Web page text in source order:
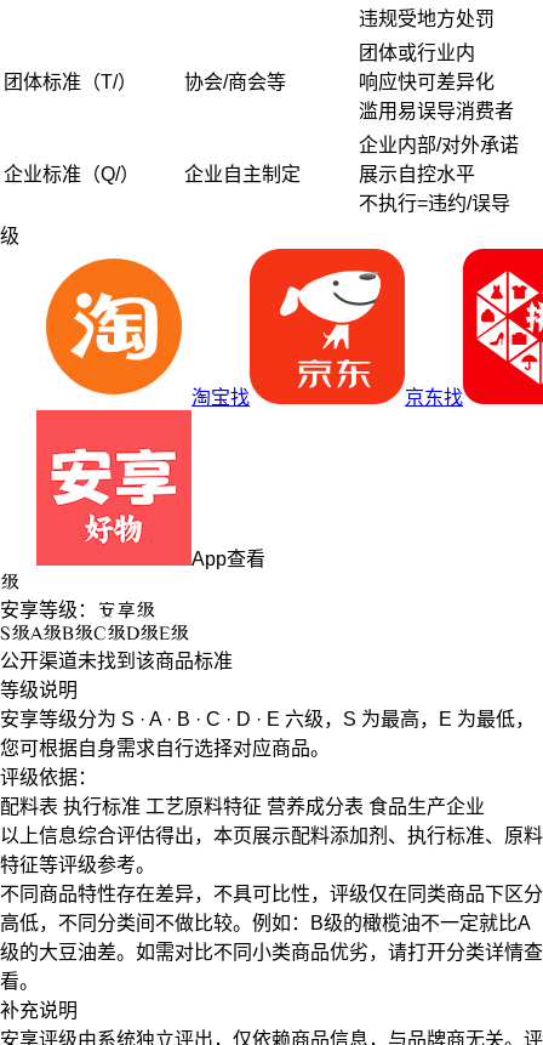
违规受地方处罚
团体标准（T/） 协会/商会等
团体或行业内
响应快可差异化
滥用易误导消费者
企业标准（Q/） 企业自主制定
企业内部/对外承诺
展示自控水平
不执行=违约/误导
级
淘宝找 京东找
App查看
级
安享等级： 安享级
S级A级B级C级D级E级
公开渠道未找到该商品标准
等级说明
安享等级分为 S · A · B · C · D · E 六级， S 为最高， E 为最低，
您可根据自身需求自行选择对应商品。
评级依据：
配料表 执行标准 工艺原料特征 营养成分表 食品生产企业
以上信息综合评估得出，本页展示配料添加剂 、 执行标准、 原料
特征等评级参考。
不同商品特性存在差异，不具可比性，评级仅在 同类商品下区分
高低，不同分类间不做比较。例如：B级的橄榄油不一定就比A
级的大豆油差。如需对比不同小类商品优劣，请打开分类详情查
看。
补充说明
安享评级由系统独立评出，仅依赖商品信息， 与品牌商无关。评